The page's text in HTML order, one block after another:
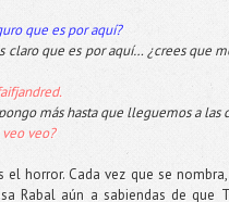
que es por aquí?
claro que es por aquí… ¿crees que
más hasta que lleguemos a las
veo?
el horror. Cada vez que se
Rabal aún a sabiendas de que